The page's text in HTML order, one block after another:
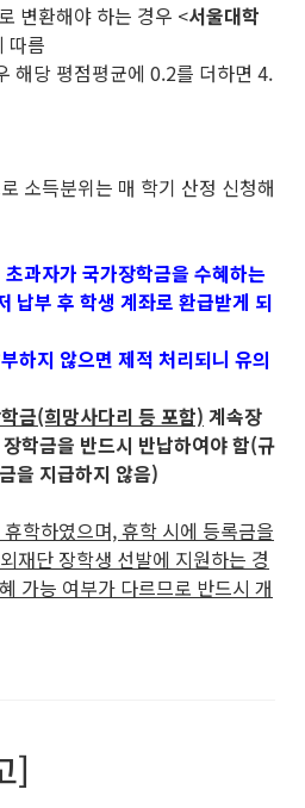
변환해야 하는 경우 <서울대학
따름
해당 평점평균에 0.2를 더하면 4.
소득분위는 매 학기 산정 신청해
과자가 국가장학금을 수혜하는
납부 후 학생 계좌로 환급받게 되
하지 않으면 제적 처리되니 유의
금(희망사다리 등 포함) 계속장
학금을 반드시 반납하여야 함(규
을 지급하지 않음)
학하였으며, 휴학 시에 등록금을
재단 장학생 선발에 지원하는 경
가능 여부가 다르므로 반드시 개
]